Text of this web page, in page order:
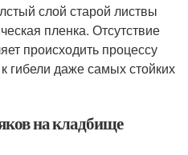
слой старой листвы
пленка. Отсутствие
происходить процессу
гибели даже самых стойких
на кладбище